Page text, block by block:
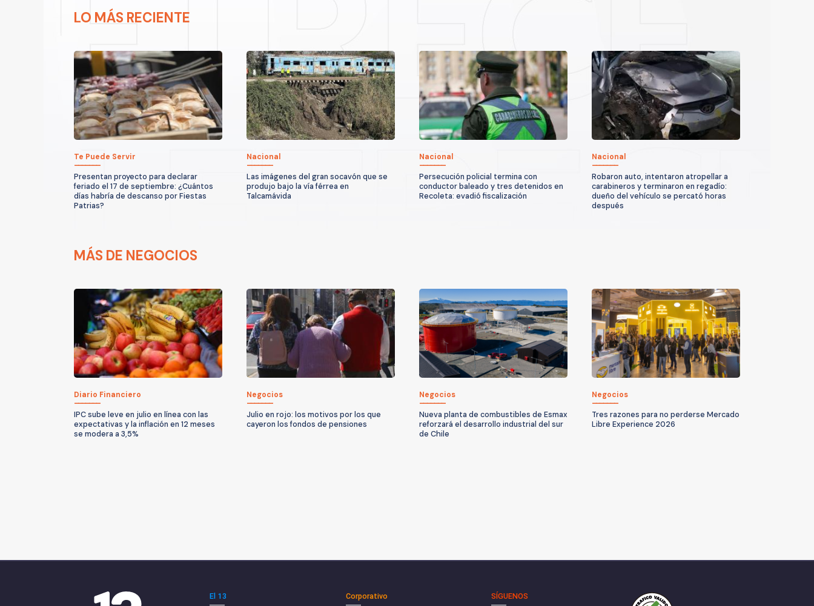
LO MÁS RECIENTE
Te Puede Servir
Presentan proyecto para declarar
feriado el 17 de septiembre: ¿Cuántos
días habría de descanso por Fiestas
Patrias?
Nacional
Las imágenes del gran socavón que se
produjo bajo la vía férrea en
Talcamávida
Nacional
Persecución policial termina con
conductor baleado y tres detenidos en
Recoleta: evadió fiscalización
Nacional
Robaron auto, intentaron atropellar a
carabineros y terminaron en regadío:
dueño del vehículo se percató horas
después
MÁS DE NEGOCIOS
Diario Financiero
IPC sube leve en julio en línea con las
expectativas y la inflación en 12 meses
se modera a 3,5%
Negocios
Julio en rojo: los motivos por los que
cayeron los fondos de pensiones
Negocios
Nueva planta de combustibles de Esmax
reforzará el desarrollo industrial del sur
de Chile
Negocios
Tres razones para no perderse Mercado
Libre Experience 2026
El 13 Corporativo SÍGUENOS